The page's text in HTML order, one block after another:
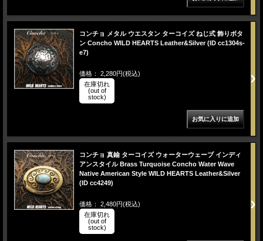
コンチョ メタル ウエスタン ターコイズ ねじ式 飾りボタ
ン Concho WILD HEARTS Leather&Silver (ID cc1304s-
e7)
価格： 2,280円(税込)
在庫切れ
(out of
stock)
コンチョ 真鍮 ターコイズ ウォーターウェーブ インディ
アンスタイル Brass Turquoise Concho Water Wave
Native American Style WILD HEARTS Leather&Silver
(ID cc4249)
価格： 2,480円(税込)
在庫切れ
(out of
stock)